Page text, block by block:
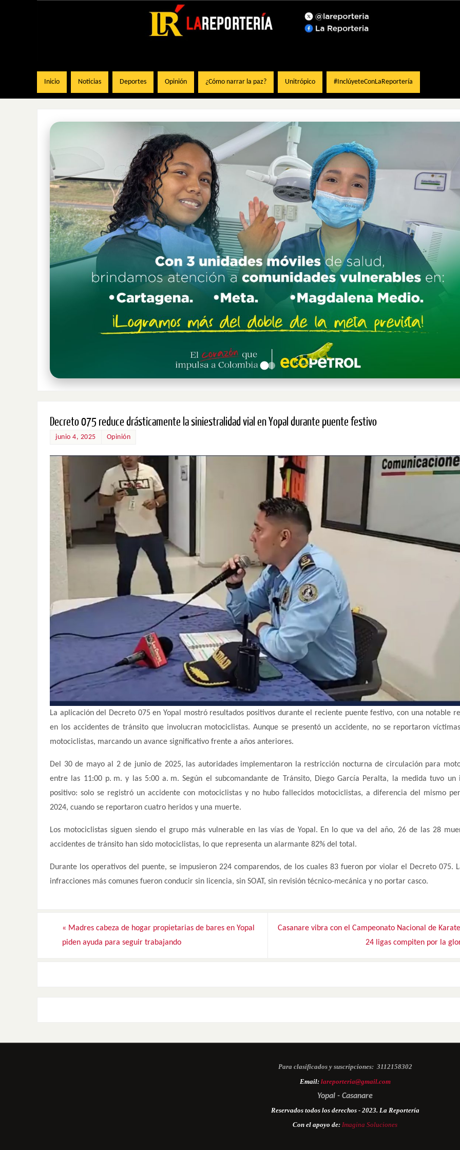
Inicio Noticias Deportes Opinión ¿Cómo narrar la paz? Unitrópico #InclúyeteConLaReportería
Decreto 075 reduce drásticamente la siniestralidad vial en Yopal durante puente festivo
junio 4, 2025 Opinión
La aplicación del Decreto 075 en Yopal mostró resultados positivos durante el reciente puente festivo, con una notable
en los accidentes de tránsito que involucran motociclistas. Aunque se presentó un accidente, no se reportaron
motociclistas, marcando un avance significativo frente a años anteriores.
Del 30 de mayo al 2 de junio de 2025, las autoridades implementaron la restricción nocturna de circulación para
entre las 11:00 p. m. y las 5:00 a. m. Según el subcomandante de Tránsito, Diego García Peralta, la medida tuvo un
positivo: solo se registró un accidente con motociclistas y no hubo fallecidos motociclistas, a diferencia del mismo
2024, cuando se reportaron cuatro heridos y una muerte.
Los motociclistas siguen siendo el grupo más vulnerable en las vías de Yopal. En lo que va del año, 26 de las 28
accidentes de tránsito han sido motociclistas, lo que representa un alarmante 82% del total.
Durante los operativos del puente, se impusieron 224 comparendos, de los cuales 83 fueron por violar el Decreto 075.
infracciones más comunes fueron conducir sin licencia, sin SOAT, sin revisión técnico-mecánica y no portar casco.
« Madres cabeza de hogar propietarias de bares en Yopal
piden ayuda para seguir trabajando
Casanare vibra con el Campeonato Nacional de
24 ligas compiten por la
Para clasificados y suscripciones: 3112158302
Email: lareporteria@gmail.com
Yopal - Casanare
Reservados todos los derechos - 2023. La Reportería
Con el apoyo de: Imagina Soluciones